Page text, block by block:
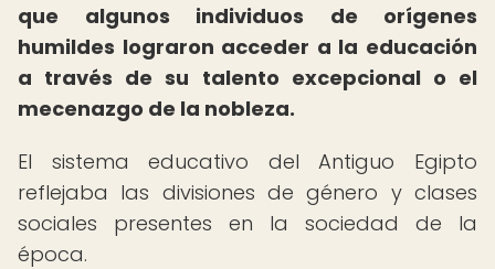
que algunos individuos de orígenes
humildes lograron acceder a la educación
a través de su talento excepcional o el
mecenazgo de la nobleza.
El sistema educativo del Antiguo Egipto
reflejaba las divisiones de género y clases
sociales presentes en la sociedad de la
época.